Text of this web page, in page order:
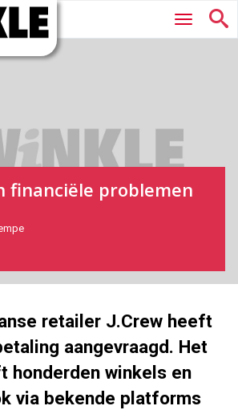
financiële problemen
retailer J.Crew heeft
aangevraagd. Het
honderden winkels en
via bekende platforms